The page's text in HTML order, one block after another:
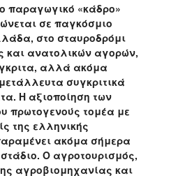
παραγωγικό «κάδρο»
σε παγκόσμιο
στο σταυροδρόμι
και ανατολικών αγορών,
αλλά ακόμα
συγκριτικά
Η αξιοποίηση των
πρωτογενούς τομέα με
της ελληνικής
ακόμα σήμερα
Ο αγροτουρισμός,
αγροβιομηχανίας και